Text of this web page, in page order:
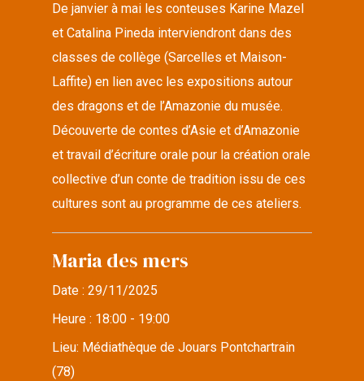
De janvier à mai les conteuses Karine Mazel
et Catalina Pineda interviendront dans des
classes de collège (Sarcelles et Maison-
Laffite) en lien avec les expositions autour
des dragons et de l’Amazonie du musée.
Découverte de contes d’Asie et d’Amazonie
et travail d’écriture orale pour la création orale
collective d’un conte de tradition issu de ces
cultures sont au programme de ces ateliers.
Maria des mers
Date :29/11/2025
Heure : 18:00 - 19:00
Lieu: Médiathèque de Jouars Pontchartrain
(78)